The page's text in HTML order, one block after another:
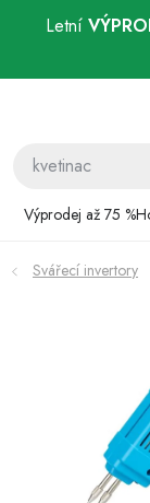
Letní
Výprodej až 75 %
Bazénová
Zahrada
Hobby
Svářecí invertory